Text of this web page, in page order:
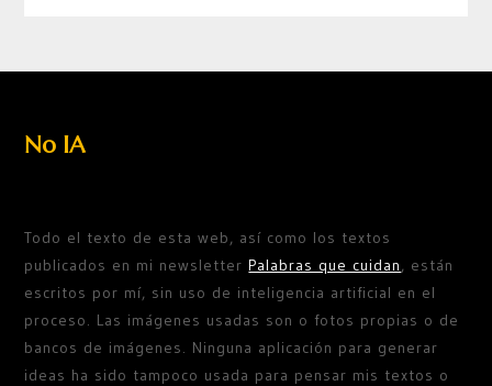
No IA
Todo el texto de esta web, así como los textos
publicados en mi newsletterPalabras que cuidan, están
escritos por mí, sin uso de inteligencia artificial en el
proceso. Las imágenes usadas son o fotos propias o de
bancos de imágenes. Ninguna aplicación para generar
ideas ha sido tampoco usada para pensar mis textos o